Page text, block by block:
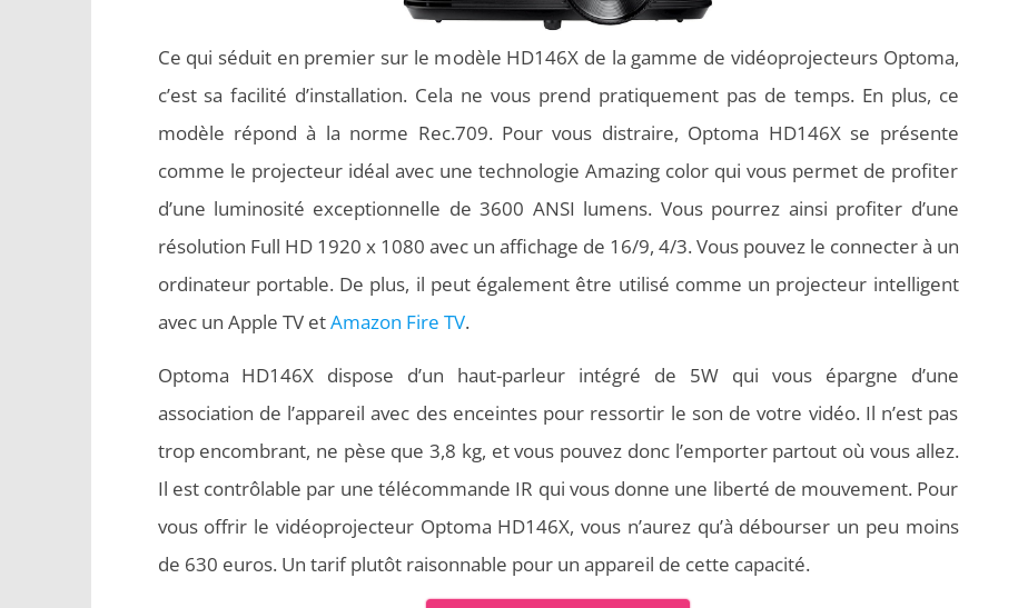
Ce qui séduit en premier sur le modèle HD146X de la gamme de vidéoprojecteurs Optoma,
c’est sa facilité d’installation. Cela ne vous prend pratiquement pas de temps. En plus, ce
modèle répond à la norme Rec.709. Pour vous distraire, Optoma HD146X se présente
comme le projecteur idéal avec une technologie Amazing color qui vous permet de profiter
d’une luminosité exceptionnelle de 3600 ANSI lumens. Vous pourrez ainsi profiter d’une
résolution Full HD 1920 x 1080 avec un affichage de 16/9, 4/3. Vous pouvez le connecter à un
ordinateur portable. De plus, il peut également être utilisé comme un projecteur intelligent
avec un Apple TV etAmazon Fire TV.
Optoma HD146X dispose d’un haut-parleur intégré de 5W qui vous épargne d’une
association de l’appareil avec des enceintes pour ressortir le son de votre vidéo. Il n’est pas
trop encombrant, ne pèse que 3,8 kg, et vous pouvez donc l’emporter partout où vous allez.
Il est contrôlable par une télécommande IR qui vous donne une liberté de mouvement. Pour
vous offrir le vidéoprojecteur Optoma HD146X, vous n’aurez qu’à débourser un peu moins
de 630 euros. Un tarif plutôt raisonnable pour un appareil de cette capacité.